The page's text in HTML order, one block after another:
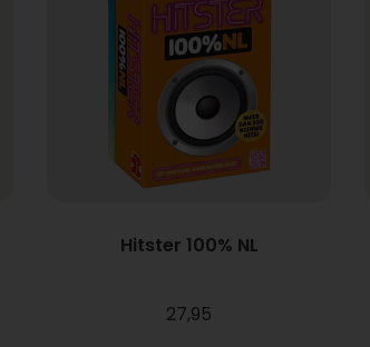
Hitster 100% NL
27,95